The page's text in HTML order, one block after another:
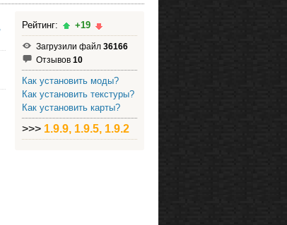
Рейтинг: +19
Загрузили файл 36166
Отзывов 10
Как установить моды?
Как установить текстуры?
Как установить карты?
>>> 1.9.9, 1.9.5, 1.9.2